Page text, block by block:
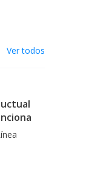
Ver todos